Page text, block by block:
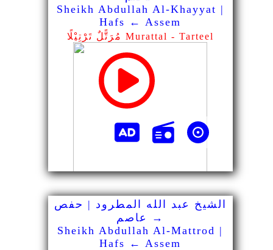
Sheikh Abdullah Al-Khayyat |
Hafs ← Assem
مُرَتًّلٌ تَرْتِيْلًا Murattal - Tarteel
الشيخ عبد الله المطرود | حفص
→ عاصم
Sheikh Abdullah Al-Mattrod |
Hafs ← Assem